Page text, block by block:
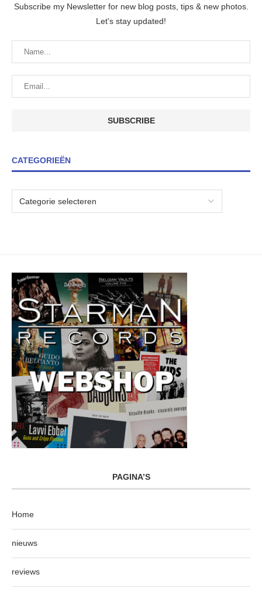
Subscribe my Newsletter for new blog posts, tips & new photos.
Let's stay updated!
CATEGORIEËN
PAGINA’S
Home
nieuws
reviews